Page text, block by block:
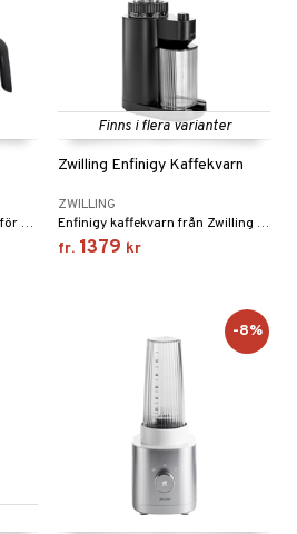
Att dricka kaffe är en livsstil för många – det var Zwillings filosofi när de tog fram ZWILLING ENFINIGY kaffebryggare.
Finns i flera varianter
Zwilling Enfinigy Kaffekvarn
ZWILLING
Enfinigy kaffekvarn från Zwilling låter dig agera barista hemma.
fr. 1379 kr
-8%